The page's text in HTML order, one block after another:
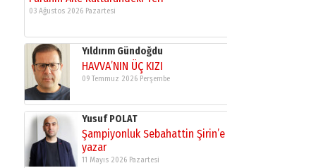
03 Ağustos 2026 Pazartesi
Yıldırım Gündoğdu
HAVVA’NIN ÜÇ KIZI
09 Temmuz 2026 Perşembe
Yusuf POLAT
Şampiyonluk Sebahattin Şirin’e
yazar
11 Mayıs 2026 Pazartesi